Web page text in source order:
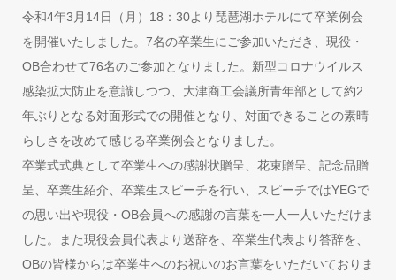
令和4年3月14日（月）18：30より琵琶湖ホテルにて卒業例会
を開催いたしました。7名の卒業生にご参加いただき、現役・
OB合わせて76名のご参加となりました。新型コロナウイルス
感染拡大防止を意識しつつ、大津商工会議所青年部として約2
年ぶりとなる対面形式での開催となり、対面できることの素晴
らしさを改めて感じる卒業例会となりました。
卒業式式典として卒業生への感謝状贈呈、花束贈呈、記念品贈
呈、卒業生紹介、卒業生スピーチを行い、スピーチではYEGで
の思い出や現役・OB会員への感謝の言葉を一人一人いただけま
した。また現役会員代表より送辞を、卒業生代表より答辞を、
OBの皆様からは卒業生へのお祝いのお言葉をいただいておりま